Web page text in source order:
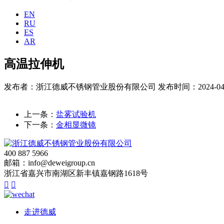
EN
RU
ES
AR
高温拉伸机
发布者：浙江德威不锈钢管业股份有限公司 发布时间：2024-
上一条： 盐雾试验机
下一条： 金相显微镜
400 887 5966
邮箱：info@deweigroup.cn
浙江省嘉兴市南湖区新丰镇嘉钢路1618号
 
走进德威